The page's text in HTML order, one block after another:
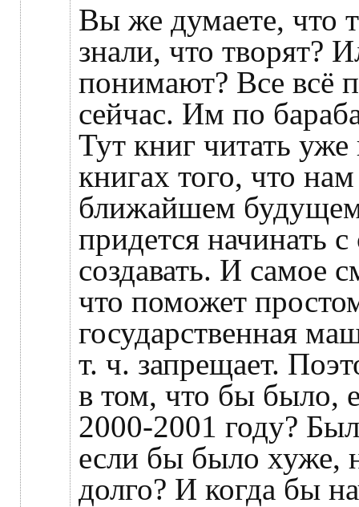
Вы же думаете, что
знали, что творят?
понимают? Все всё
сейчас. Им по
Тут книг читать
книгах того, что
ближайшем
придется начинать
создавать. И самое
что поможет
государственная
т. ч. запрещает.
в том, что бы было,
2000-2001 году?
если бы было хуже,
долго? И когда бы